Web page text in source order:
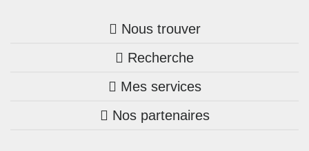
Nous trouver
Trouver une agence
Bretagne
Pays de la Loire
Recherche
Nos annonces
Maison + terrain
Mes services
Mon compte Trecobois
Nos partenaires